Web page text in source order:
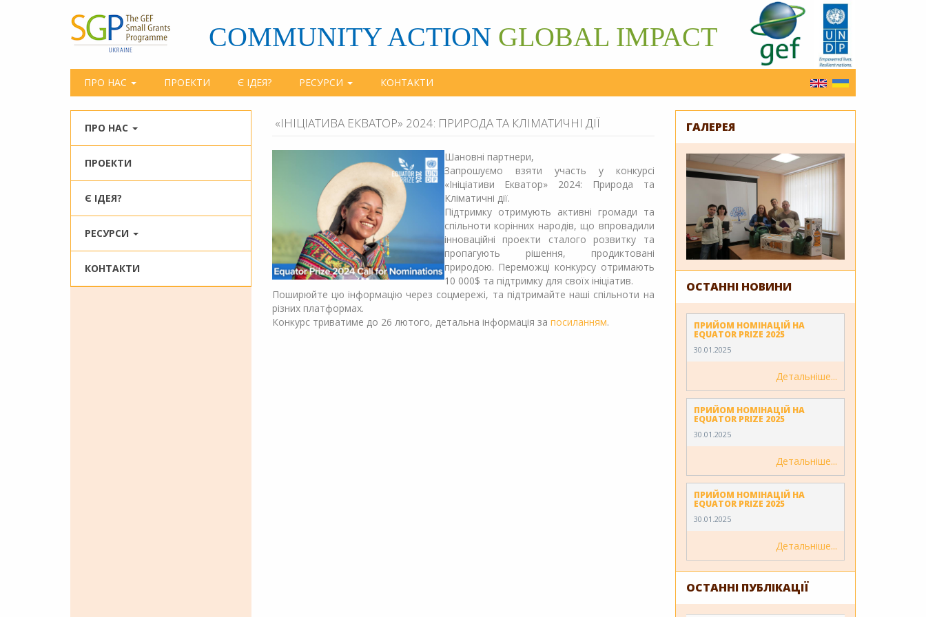
COMMUNITY ACTION GLOBAL IMPACT
ПРО НАС ПРОЕКТИ Є ІДЕЯ? РЕСУРСИ КОНТАКТИ
EnglishУкраїнська
ПРО НАС
ПРОЕКТИ
Є ІДЕЯ?
РЕСУРСИ
КОНТАКТИ
«ІНІЦІАТИВА ЕКВАТОР» 2024: ПРИРОДА ТА КЛІМАТИЧНІ ДІЇ
Шановні партнери,
Запрошуємо взяти участь у конкурсі
«Ініціативи Екватор» 2024: Природа та
Кліматичні дії.
Підтримку отримують активні громади та
спільноти корінних народів, що впровадили
інноваційні проекти сталого розвитку та
пропагують рішення, продиктовані
природою. Переможці конкурсу отримають
10 000$ та підтримку для своїх ініціатив.
Поширюйте цю інформацію через соцмережі, та підтримайте наші спільноти на
різних платформах.
Конкурс триватиме до 26 лютого, детальна інформація за посиланням.
ГАЛЕРЕЯ
ОСТАННІ НОВИНИ
ПРИЙОМ НОМІНАЦІЙ НА
EQUATOR PRIZE 2025
30.01.2025
Детальніше
ПРИЙОМ НОМІНАЦІЙ НА
EQUATOR PRIZE 2025
30.01.2025
Детальніше
ПРИЙОМ НОМІНАЦІЙ НА
EQUATOR PRIZE 2025
30.01.2025
Детальніше
ОСТАННІ ПУБЛІКАЦІЇ